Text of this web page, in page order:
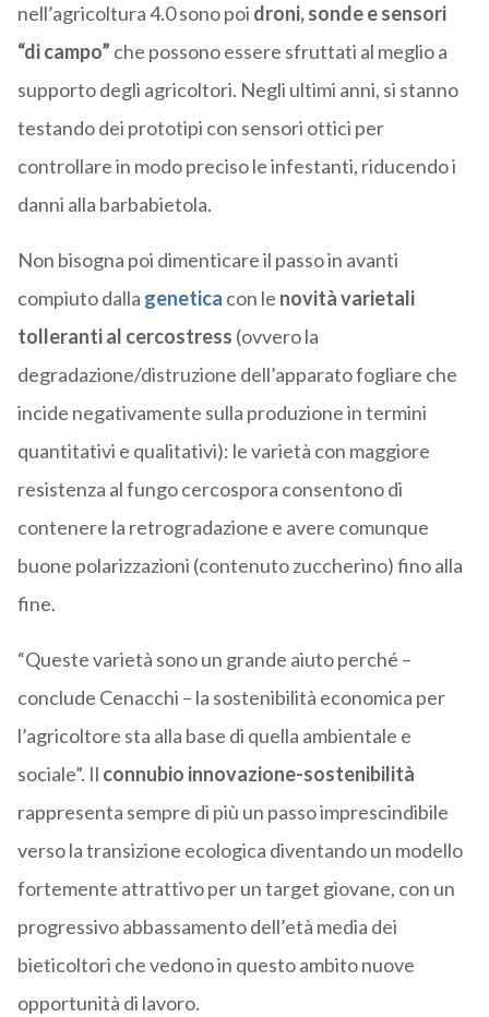
nell’agricoltura 4.0 sono poi droni, sonde e sensori
“di campo” che possono essere sfruttati al meglio a
supporto degli agricoltori. Negli ultimi anni, si stanno
testando dei prototipi con sensori ottici per
controllare in modo preciso le infestanti, riducendo i
danni alla barbabietola.
Non bisogna poi dimenticare il passo in avanti
compiuto dalla genetica con le novità varietali
tolleranti al cercostress (ovvero la
degradazione/distruzione dell’apparato fogliare che
incide negativamente sulla produzione in termini
quantitativi e qualitativi): le varietà con maggiore
resistenza al fungo cercospora consentono di
contenere la retrogradazione e avere comunque
buone polarizzazioni (contenuto zuccherino) fino alla
fine.
“Queste varietà sono un grande aiuto perché –
conclude Cenacchi – la sostenibilità economica per
l’agricoltore sta alla base di quella ambientale e
sociale”. Il connubio innovazione-sostenibilità
rappresenta sempre di più un passo imprescindibile
verso la transizione ecologica diventando un modello
fortemente attrattivo per un target giovane, con un
progressivo abbassamento dell’età media dei
bieticoltori che vedono in questo ambito nuove
opportunità di lavoro.